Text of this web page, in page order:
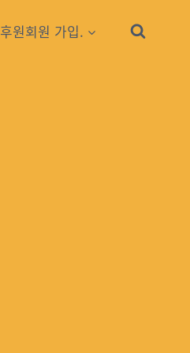
후원회원 가입.